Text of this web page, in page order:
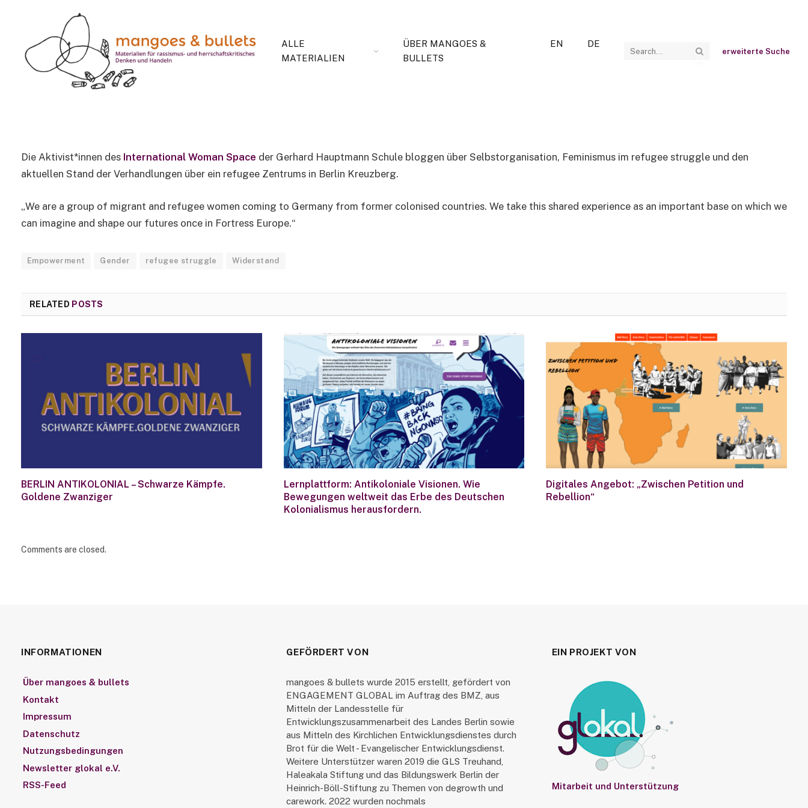
ALLE
MATERIALIEN
ÜBER MANGOES &
BULLETS
EN DE
erweiterte Suche
AKTIVISMUS
International Woman Space
Die Aktivist*innen des International Woman Space der Gerhard Hauptmann Schule bloggen über Selbstorganisation, Feminismus im refugee struggle und den
aktuellen Stand der Verhandlungen über ein refugee Zentrums in Berlin Kreuzberg.
„We are a group of migrant and refugee women coming to Germany from former colonised countries. We take this shared experience as an important base on which we
can imagine and shape our futures once in Fortress Europe.“
Empowerment Gender refugee struggle Widerstand
RELATED POSTS
BERLIN ANTIKOLONIAL – Schwarze Kämpfe.
Goldene Zwanziger
Lernplattform: Antikoloniale Visionen. Wie
Bewegungen weltweit das Erbe des Deutschen
Kolonialismus herausfordern.
Digitales Angebot: „Zwischen Petition und
Rebellion“
Comments are closed.
INFORMATIONEN
Über mangoes & bullets
Kontakt
Impressum
Datenschutz
Nutzungsbedingungen
Newsletter glokal e.V.
RSS-Feed
GEFÖRDERT VON
mangoes & bullets wurde 2015 erstellt, gefördert von
ENGAGEMENT GLOBAL im Auftrag des BMZ, aus
Mitteln der Landesstelle für
Entwicklungszusammenarbeit des Landes Berlin sowie
aus Mitteln des Kirchlichen Entwicklungsdienstes durch
Brot für die Welt - Evangelischer Entwicklungsdienst.
Weitere Unterstützer waren 2019 die GLS Treuhand,
Haleakala Stiftung und das Bildungswerk Berlin der
Heinrich-Böll-Stiftung zu Themen von degrowth und
carework. 2022 wurden nochmals
EIN PROJEKT VON
Mitarbeit und Unterstützung